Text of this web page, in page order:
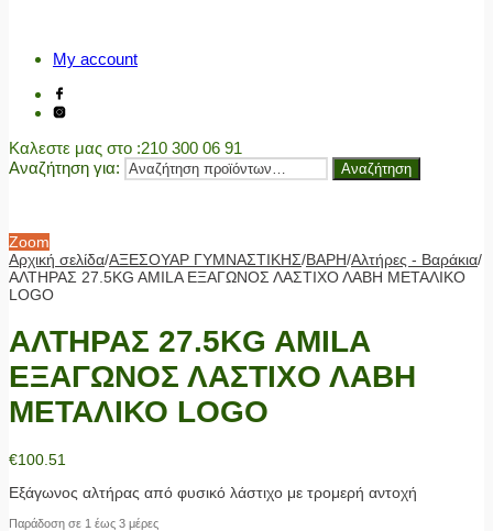
My account
Καλεστε μας στο :210 300 06 91
Αναζήτηση για:
Αναζήτηση
Zoom
Αρχική σελίδα/ΑΞΕΣΟΥΑΡ ΓΥΜΝΑΣΤΙΚΗΣ/ΒΑΡΗ/Αλτήρες - Βαράκια/
ΑΛΤΗΡΑΣ 27.5KG AMILA ΕΞΑΓΩΝΟΣ ΛΑΣΤΙΧΟ ΛΑΒΗ ΜΕΤΑΛΙΚΟ
LOGO
ΑΛΤΗΡΑΣ 27.5KG AMILA
ΕΞΑΓΩΝΟΣ ΛΑΣΤΙΧΟ ΛΑΒΗ
ΜΕΤΑΛΙΚΟ LOGO
€100.51
Εξάγωνος αλτήρας από φυσικό λάστιχο με τρομερή αντοχή
Παράδοση σε 1 έως 3 μέρες